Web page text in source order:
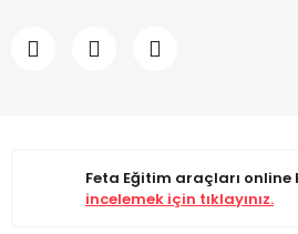
Feta Eğitim araçları
incelemek için tıklayınız.